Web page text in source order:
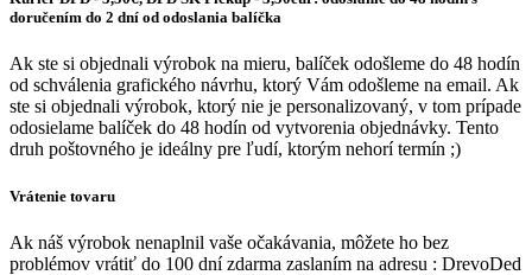
doručením do 2 dní od odoslania balíčka
Ak ste si objednali výrobok na mieru, balíček odošleme do 48 hodín
od schválenia grafického návrhu, ktorý Vám odošleme na email. Ak
ste si objednali výrobok, ktorý nie je personalizovaný, v tom prípade
odosielame balíček do 48 hodín od vytvorenia objednávky. Tento
druh poštovného je ideálny pre ľudí, ktorým nehorí termín ;)
Vrátenie tovaru
Ak náš výrobok nenaplnil vaše očakávania, môžete ho bez
problémov vrátiť do 100 dní zdarma zaslaním na adresu : DrevoDed